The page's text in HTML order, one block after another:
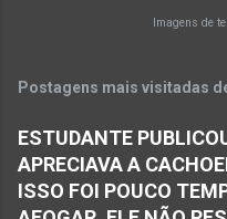
trecho entre
as
designou um
perícia os
Policial. De
Imagens de
Postagens mais visitadas
ESTUDANTE
APRECIAVA A
ISSO FOI POUCO